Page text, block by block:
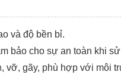
và độ bền bỉ.
bảo cho sự an toàn khi
vỡ, gãy, phù hợp với môi